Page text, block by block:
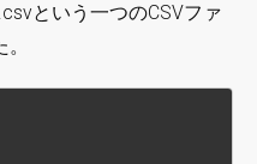
という一つのCSVファ